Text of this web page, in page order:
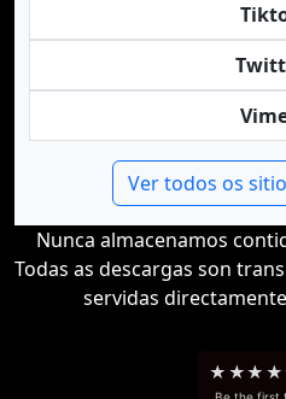
Ver todos os
Nunca almacenamos
Todas as descargas son
servidas
★ ★★ ★